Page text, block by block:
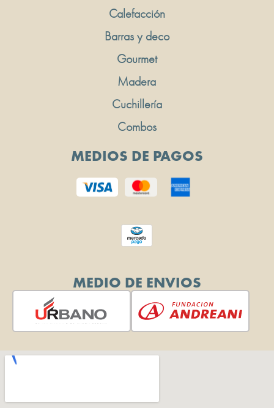
Calefacción
Barras y deco
Gourmet
Madera
Cuchillería
Combos
MEDIOS DE PAGOS
MEDIO DE ENVIOS